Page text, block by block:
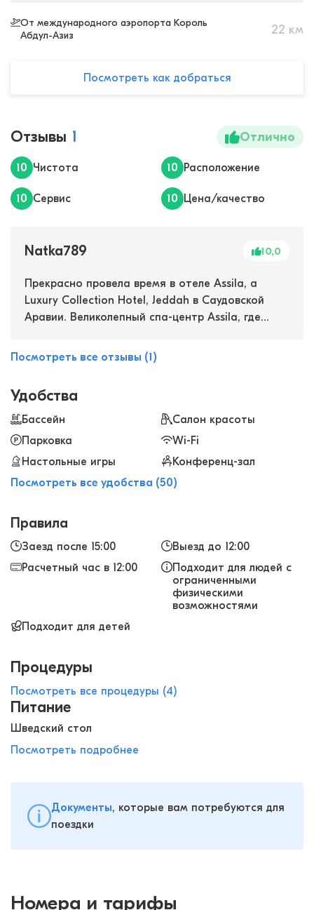
От международного аэропорта Король
Абдул-Азиз
22 км
Посмотреть как добраться
Отзывы 1 Отлично
10 Чистота 10 Расположение
10 Сервис 10 Цена/качество
Natka789 10,0
Прекрасно провела время в отеле Assila, a
Luxury Collection Hotel, Jeddah в Саудовской
Аравии. Великолепный спа-центр Assila, где
телом и лицом, огромный выбор массажей,
марокканскую баню, сауну и скраб для тела.
занятиям кор, фристайл, body weight и по йоге.
Они были очень внимательны ко мне,
показывали как правильно выполнять
объясняли и замотивировали заниматься
дальше. Очень рекомендую посетить этот
Саудовской Аравии.
Посмотреть все отзывы (1)
Удобства
Бассейн
Салон красоты
Парковка
Wi-Fi
Настольные игры
Конференц-зал
Посмотреть все удобства (50)
Правила
Заезд после 15:00
Выезд до 12:00
Расчетный час в 12:00
Подходит для людей с
ограниченными
физическими
возможностями
Подходит для детей
Процедуры
Посмотреть все процедуры (4)
Питание
Шведский стол
Посмотреть подробнее
Документы, которые вам потребуются для
поездки
Номера и тарифы